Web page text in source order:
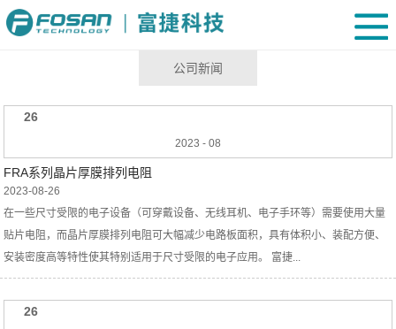
公司新闻
26
2023 - 08
FRA系列晶片厚膜排列电阻
2023-08-26
在一些尺寸受限的电子设备（可穿戴设备、无线耳机、电子手环等）需要使用大量
贴片电阻，而晶片厚膜排列电阻可大幅减少电路板面积，具有体积小、装配方便、
安装密度高等特性使其特别适用于尺寸受限的电子应用。 富捷...
26